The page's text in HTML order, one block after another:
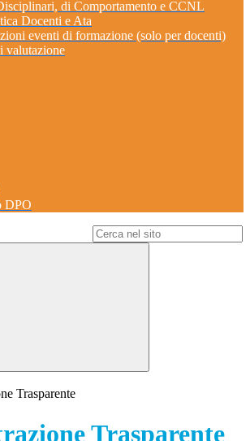
di Comportamento e CCNL
Docenti e Ata
eventi di formazione (solo per docenti)
valutazione
DPO
Trasparente
Trasparente